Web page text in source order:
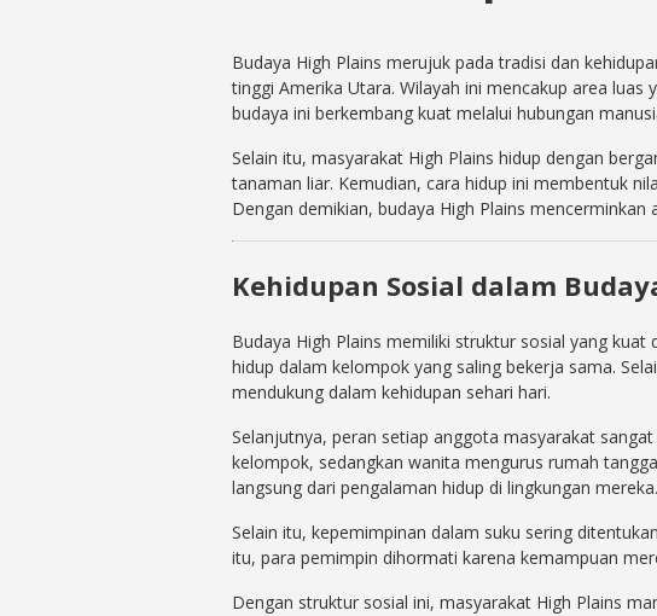
Budaya High Plains merujuk pada tradisi dan
tinggi Amerika Utara. Wilayah ini mencakup area
budaya ini berkembang kuat melalui hubungan
Selain itu, masyarakat High Plains hidup dengan
tanaman liar. Kemudian, cara hidup ini membentuk
Dengan demikian, budaya High Plains
Kehidupan Sosial dalam
Budaya High Plains memiliki struktur sosial yang
hidup dalam kelompok yang saling bekerja sama.
mendukung dalam kehidupan sehari hari.
Selanjutnya, peran setiap anggota masyarakat
kelompok, sedangkan wanita mengurus rumah
langsung dari pengalaman hidup di lingkungan mereka.
Selain itu, kepemimpinan dalam suku sering
itu, para pemimpin dihormati karena kemampuan
Dengan struktur sosial ini, masyarakat High Plains